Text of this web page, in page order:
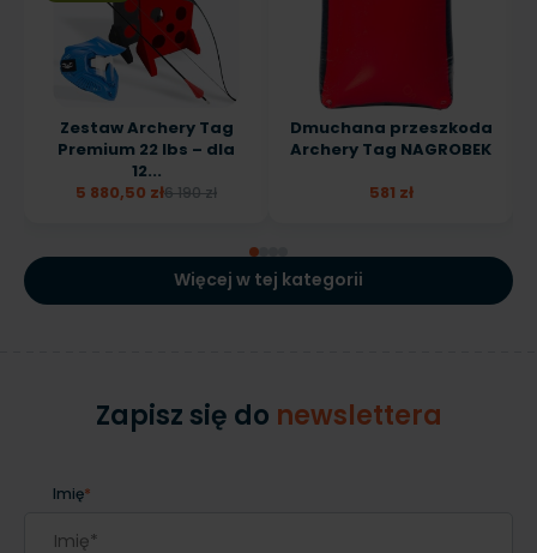
Zestaw Archery Tag
Premium 22 lbs – dla
12...
5 880,50 zł6 190 zł
Dmuchana przeszkoda
Archery Tag NAGROBEK
581 zł
Więcej w tej kategorii
Zapisz się do newslettera
Imię*